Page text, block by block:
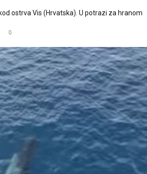
ostrva Vis (Hrvatska). U potrazi za hranom
0